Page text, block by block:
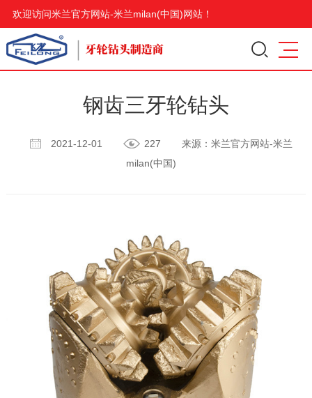
欢迎访问米兰官方网站-米兰milan(中国)网站！
钢齿三牙轮钻头
2021-12-01 227
来源：米兰官方网站-米兰
milan(中国)